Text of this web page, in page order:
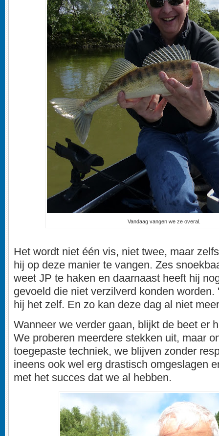
Vandaag vangen we ze overal.
Het wordt niet één vis, niet twee, maar
hij op deze manier te vangen. Zes
weet JP te haken en daarnaast heeft hij
gevoeld die niet verzilverd konden
hij het zelf. En zo kan deze dag al niet
Wanneer we verder gaan, blijkt de beet er
We proberen meerdere stekken uit, maar
toegepaste techniek, we blijven zonder
ineens ook wel erg drastisch omgeslagen
met het succes dat we al hebben.